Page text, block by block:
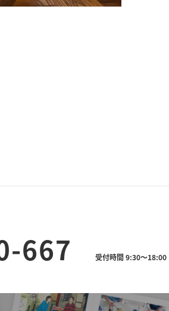
667 受付時間 9:30～18:00